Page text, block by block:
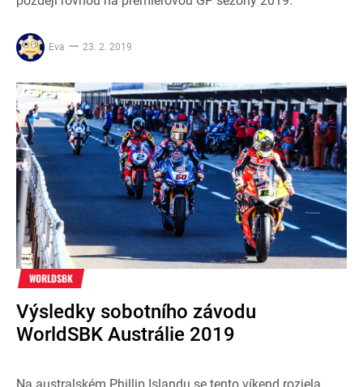
Eva 23. 2. 2019
WORLDSBK
Výsledky sobotního závodu
WorldSBK Austrálie 2019